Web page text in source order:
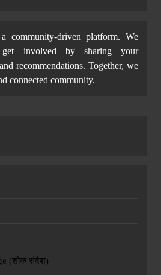
community-driven platform. We
involved by sharing your
recommendations. Together, we
connected community.
(शोक संदेश)